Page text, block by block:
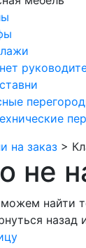
на заказ >
не
найти
назад